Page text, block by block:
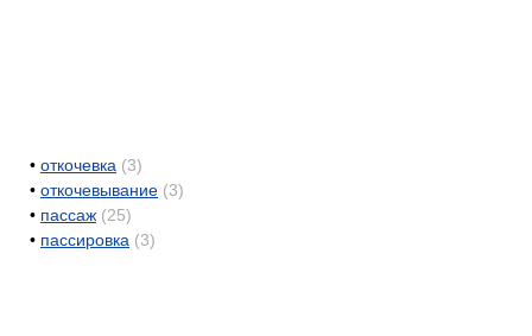
• откочевка (3)
• откочевывание (3)
• пассаж (25)
• пассировка (3)